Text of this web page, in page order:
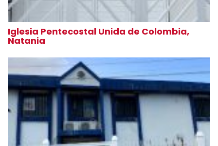
Iglesia Pentecostal Unida de Colombia,
Natania